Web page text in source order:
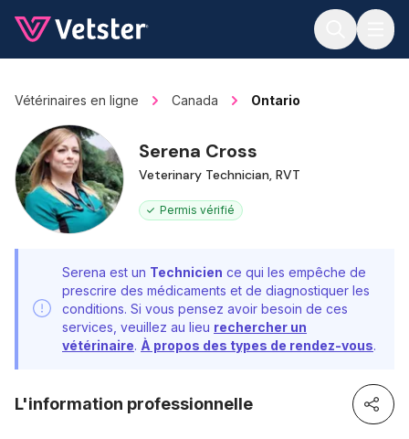
Vétérinaires en ligne Canada Ontario
Serena Cross
Veterinary Technician, RVT
Permis vérifié
Serena est un Technicien ce qui les empêche de
prescrire des médicaments et de diagnostiquer les
conditions. Si vous pensez avoir besoin de ces
services, veuillez au lieu rechercher un
vétérinaire. À propos des types de rendez-vous.
L'information professionnelle